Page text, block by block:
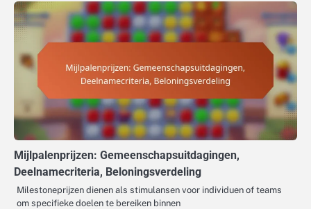
Mijlpalenprijzen: Gemeenschapsuitdagingen,
Deelnamecriteria, Beloningsverdeling
Milestoneprijzen dienen als stimulansen voor individuen of teams
om specifieke doelen te bereiken binnen